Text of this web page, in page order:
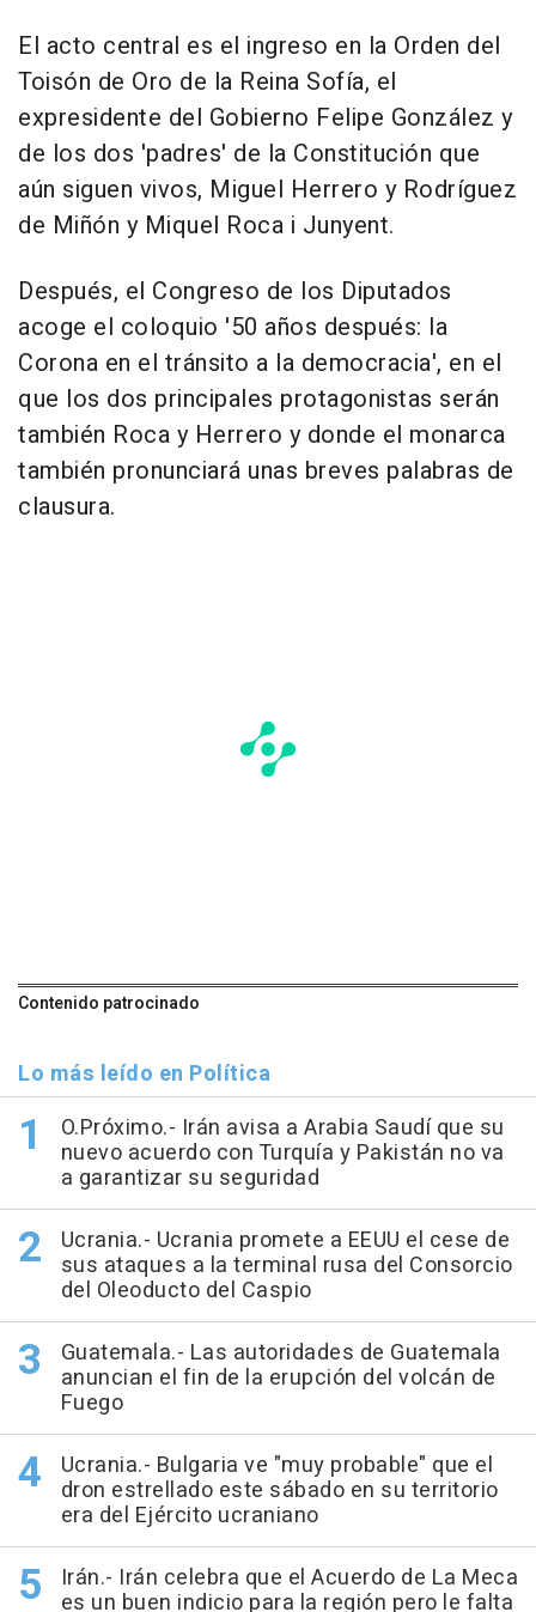
El acto central es el ingreso en la Orden del
Toisón de Oro de la Reina Sofía, el
expresidente del Gobierno Felipe González y
de los dos 'padres' de la Constitución que
aún siguen vivos, Miguel Herrero y Rodríguez
de Miñón y Miquel Roca i Junyent.
Después, el Congreso de los Diputados
acoge el coloquio '50 años después: la
Corona en el tránsito a la democracia', en el
que los dos principales protagonistas serán
también Roca y Herrero y donde el monarca
también pronunciará unas breves palabras de
clausura.
Contenido patrocinado
Lo más leído en Política
O.Próximo.- Irán avisa a Arabia Saudí que su
nuevo acuerdo con Turquía y Pakistán no va
a garantizar su seguridad
Ucrania.- Ucrania promete a EEUU el cese de
sus ataques a la terminal rusa del Consorcio
del Oleoducto del Caspio
Guatemala.- Las autoridades de Guatemala
anuncian el fin de la erupción del volcán de
Fuego
Ucrania.- Bulgaria ve "muy probable" que el
dron estrellado este sábado en su territorio
era del Ejército ucraniano
Irán.- Irán celebra que el Acuerdo de La Meca
es un buen indicio para la región pero le falta